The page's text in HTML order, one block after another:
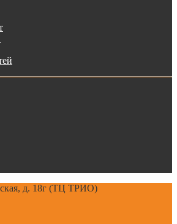
д. 18г (ТЦ ТРИО)